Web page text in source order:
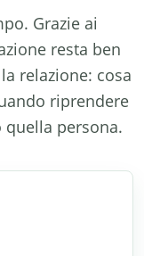
Grazie ai
resta ben
relazione: cosa
riprendere
persona.